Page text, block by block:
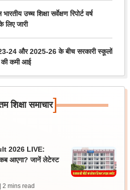
उच्च शिक्षा सर्वेक्षण रिपोर्ट वर्ष
जारी
24 और 2025-26 के बीच सरकारी स्कूलों
कमी आई
शिक्षा समाचार]
2026 LIVE:
आएगा? जानें लेटेस्ट
| 2 mins read